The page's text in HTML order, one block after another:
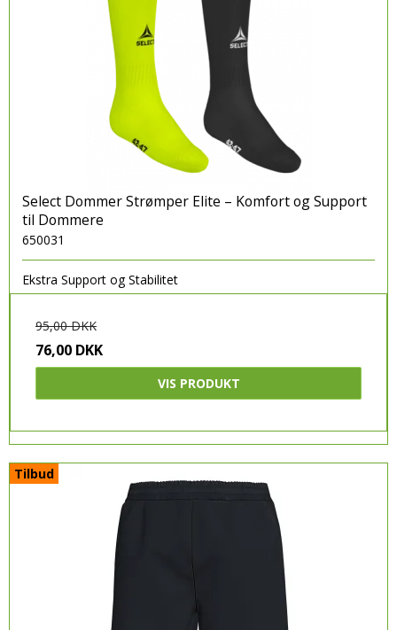
Select Dommer Strømper Elite – Komfort og Support
til Dommere
650031
Ekstra Support og Stabilitet
95,00 DKK
76,00 DKK
VIS PRODUKT
Tilbud